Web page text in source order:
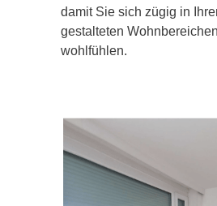
damit Sie sich zügig in
gestalteten
wohlfühlen.